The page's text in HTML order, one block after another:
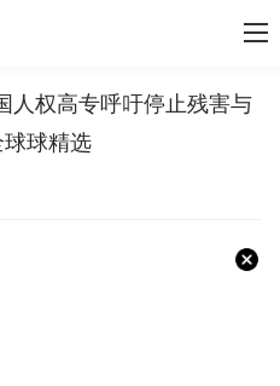
人权高专呼吁停止残害与
球精选